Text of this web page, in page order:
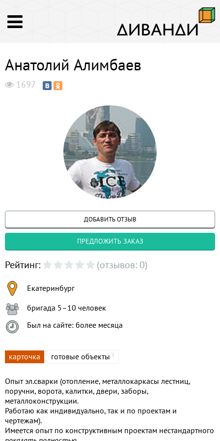
Анатолий Алимбаев
1697
ДОБАВИТЬ ОТЗЫВ
ПРЕДЛОЖИТЬ ЗАКАЗ
Рейтинг: (отзывов: 0)
Екатеринбург
бригада 5–10 человек
Был на сайте: более месяца
карточка готовые объекты 1
Опыт эл.сварки (отопление, металлокаркасы лестниц,
поручни, ворота, калитки, двери, заборы,
металлоконструкции.
Работаю как индивидуально, так и по проектам и
чертежам).
Имеется опыт по конструктивным проектам нестандартного